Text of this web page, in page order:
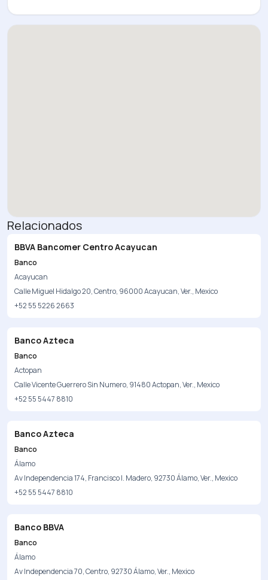
Relacionados
BBVA Bancomer Centro Acayucan
Banco
Acayucan
Calle Miguel Hidalgo 20, Centro, 96000 Acayucan, Ver., Mexico
+52 55 5226 2663
Banco Azteca
Banco
Actopan
Calle Vicente Guerrero Sin Numero, 91480 Actopan, Ver., Mexico
+52 55 5447 8810
Banco Azteca
Banco
Álamo
Av Independencia 174, Francisco I. Madero, 92730 Álamo, Ver., Mexico
+52 55 5447 8810
Banco BBVA
Banco
Álamo
Av Independencia 70, Centro, 92730 Álamo, Ver., Mexico